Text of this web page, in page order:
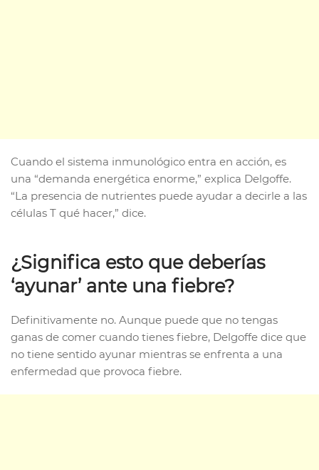
Cuando el sistema inmunológico entra en acción, es
una “demanda energética enorme,” explica Delgoffe.
“La presencia de nutrientes puede ayudar a decirle a las
células T qué hacer,” dice.
¿Significa esto que deberías
‘ayunar’ ante una fiebre?
Definitivamente no. Aunque puede que no tengas
ganas de comer cuando tienes fiebre, Delgoffe dice que
no tiene sentido ayunar mientras se enfrenta a una
enfermedad que provoca fiebre.